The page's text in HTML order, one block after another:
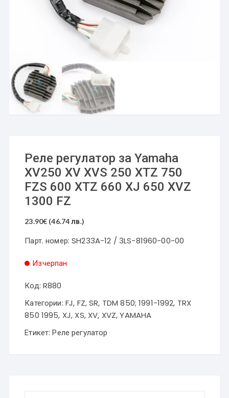
Реле регулатор за Yamaha
XV250 XV XVS 250 XTZ 750
FZS 600 XTZ 660 XJ 650 XVZ
1300 FZ
23.90€ (46.74 лв.)
Парт. номер: SH233A-12 / 3LS-81960-00-00
Изчерпан
Код: R880
Категории: FJ, FZ,SR, TDM 850; 1991-1992, TRX
850 1995, XJ, XS, XV, XVZ,YAMAHA
Етикет:Реле регулатор